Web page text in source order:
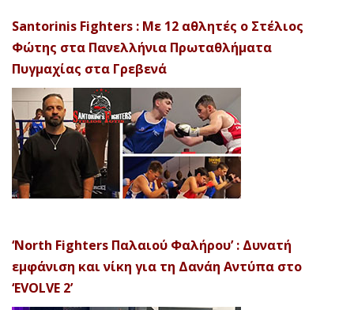
Santorinis Fighters : Με 12 αθλητές ο Στέλιος
Φώτης στα Πανελλήνια Πρωταθλήματα
Πυγμαχίας στα Γρεβενά
‘North Fighters Παλαιού Φαλήρου’ : Δυνατή
εμφάνιση και νίκη για τη Δανάη Αντύπα στο
‘EVOLVE 2’